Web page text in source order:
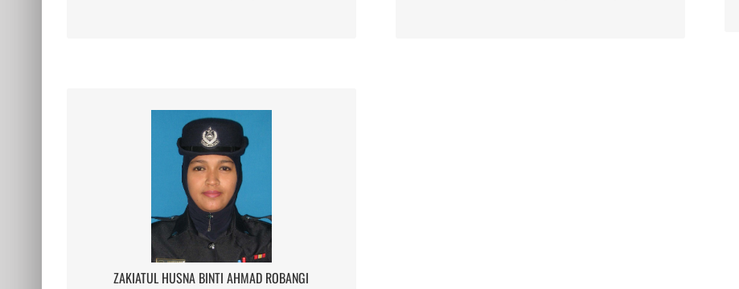
ZAKIATUL HUSNA BINTI AHMAD ROBANGI
ZAKIATUL HUSNA BINTI AHMAD ROBANGI
Email : zakiahusna@usim.edu.my
Telefon : 06-798 8073